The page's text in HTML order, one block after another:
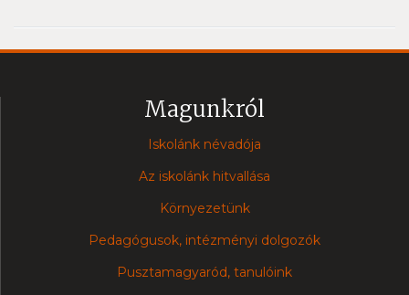
Magunkról
Iskolánk névadója
Az iskolánk hitvallása
Környezetünk
Pedagógusok, intézményi dolgozók
Pusztamagyaród, tanulóink